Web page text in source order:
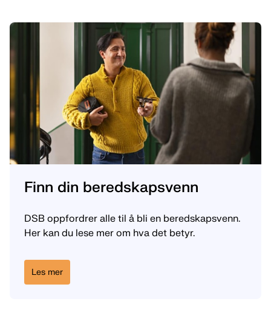
Finn din beredskapsvenn
DSB oppfordrer alle til å bli en beredskapsvenn.
Her kan du lese mer om hva det betyr.
Les mer